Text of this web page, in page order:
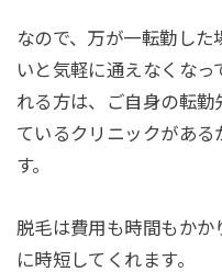
なので、万が一転勤し
いと気軽に通えなくなっ
れる方は、ご自身の転
ているクリニックがあ
す。
脱毛は費用も時間もか
に時短してくれます。